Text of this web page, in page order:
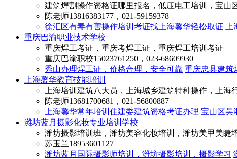
建筑焊割操作资格证哪里报名，低压电工培训，宝山
陈老师13816383177，021-59159378
徐汇区有毒有害操作培训考证找上海馨华轻松取证 上
重庆巴渝职业技术学校
重庆焊工考证，重庆考焊工证，重庆焊工培训考证
重庆巴渝职校15023761250，023-68609930
秀山办理焊工证，价格合理，安全可靠 重庆忠县建筑
上海馨华教育技能培训
上海培训建筑八大员，上海城乡建筑特种操作，上海
陈老师13681700681，021-56800887
上海馨华常年培训住建委建筑资格考证办理 宝山区吴
潍坊蓝月摄影化妆专业培训学校
潍坊摄影培训班，潍坊美容化妆培训，潍坊美甲美睫
苏玉兰18953601127
潍坊蓝月国际摄影师培训，潍坊摄影培训，摄影学习